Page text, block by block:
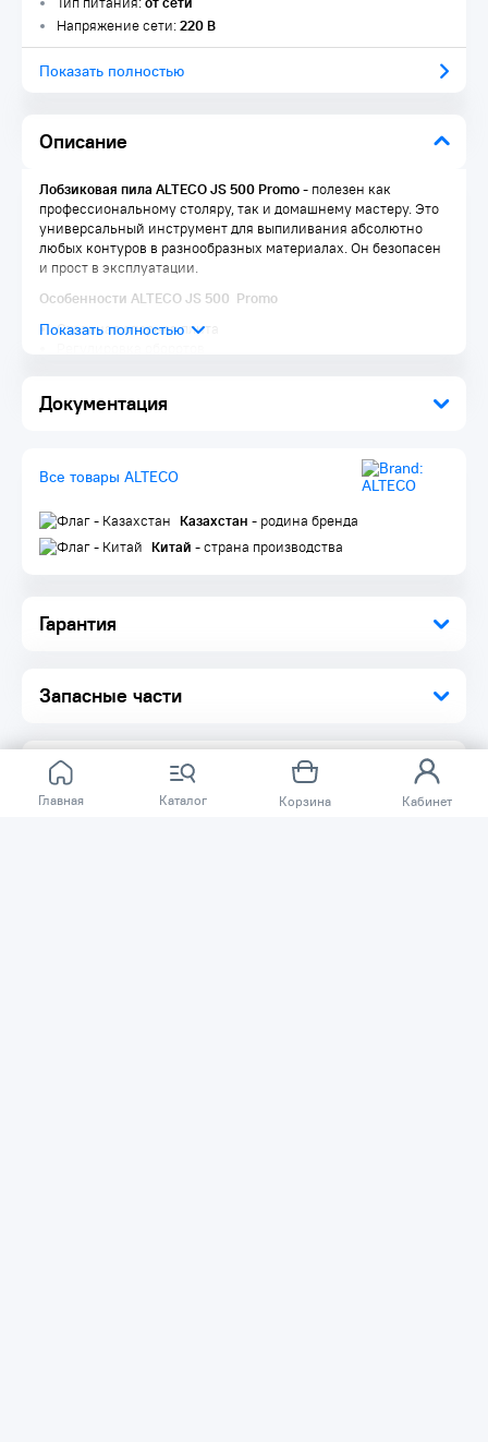
Главная Каталог Корзина Кабинет
Описание
Документация
Гарантия
Запасные части
Напряжение сети:220 В
Показать полностью
Лобзиковая пила ALTECO JS 500 Promo​ - полезен как
профессиональному столяру, так и домашнему мастеру. Это
универсальный инструмент для выпиливания абсолютно
любых контуров в разнообразных материалах. Он безопасен
и прост в эксплуатации.
Особенности ALTECO JS 500 Promo
Стальная опорная плита
Комплектация:
Пильное полотно 1 шт.
Угольные щетки 2 шт.
Все товары ALTECO
Казахстан - родина бренда
Китай - страна производства